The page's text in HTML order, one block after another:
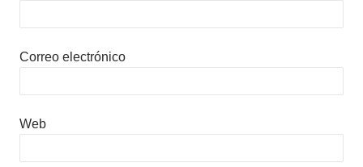
Correo electrónico
Web